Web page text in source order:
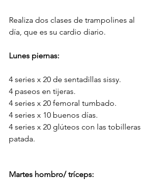
Realiza dos clases de trampolines al
día, que es su cardio diario.
Lunes piernas:
4 series x 20 de sentadillas sissy.
4 paseos en tijeras.
4 series x 20 femoral tumbado.
4 series x 10 buenos días.
4 series x 20 glúteos con las tobilleras
patada.
Martes hombro/ tríceps: